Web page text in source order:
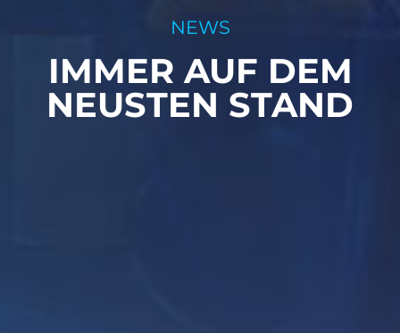
NEWS
IMMER AUF DEM
NEUSTEN STAND